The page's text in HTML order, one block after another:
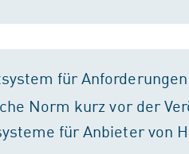
für
Norm kurz vor der
für Anbieter von